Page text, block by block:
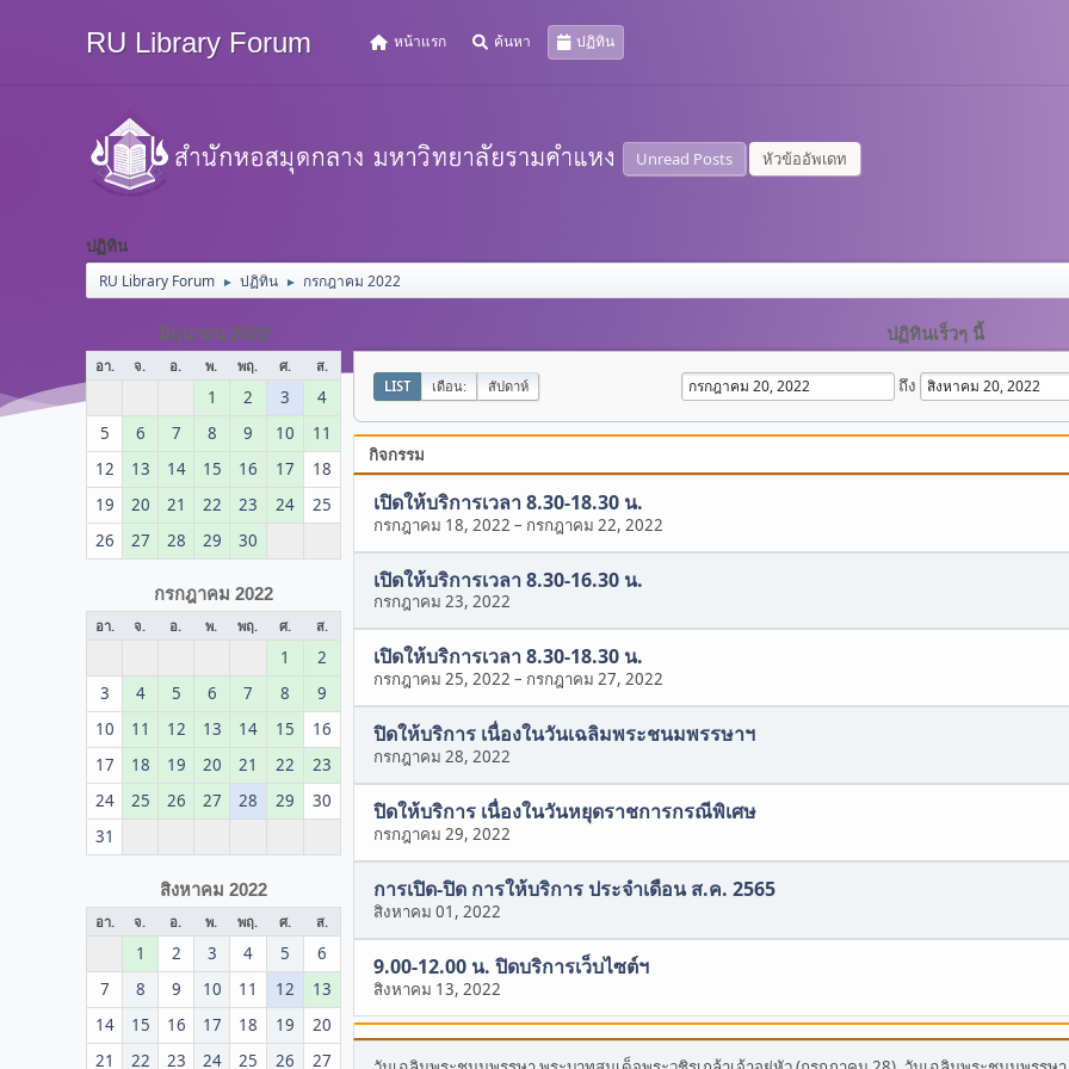
RU Library Forum หน้าแรก ค้นหา ปฏิทิน
Unread Posts หัวข้ออัพเดท
ปฏิทิน
RU Library Forum ► ปฏิทิน ► กรกฎาคม 2022
มิถุนายน 2022
อา. จ. อ. พ. พฤ. ศ. ส.
1 2 3
4
5
6 7 8 9 10
11
12
13 14 15 16 17
18
19
20 21 22 23 24
25
26
27 28 29 30
กรกฎาคม 2022
อา. จ. อ. พ. พฤ. ศ. ส.
1
2
3
4 5 6 7 8
9
10
11 12 13 14 15
16
17
18 19 20 21 22
23
24
25 26 27 28 29
30
31
สิงหาคม 2022
อา. จ. อ. พ. พฤ. ศ. ส.
1 2 3 4 5
6
7
8 9 10 11 12
13
14
15 16 17 18 19
20
21
22 23 24 25 26 27
ปฏิทินเร็วๆ นี้
LIST เดือน: สัปดาห์ ถึง
กิจกรรม
เปิดให้บริการเวลา 8.30-18.30 น.
กรกฎาคม 18, 2022 – กรกฎาคม 22, 2022
เปิดให้บริการเวลา 8.30-16.30 น.
กรกฎาคม 23, 2022
เปิดให้บริการเวลา 8.30-18.30 น.
กรกฎาคม 25, 2022 – กรกฎาคม 27, 2022
ปิดให้บริการ เนื่องในวันเฉลิมพระชนมพรรษาฯ
กรกฎาคม 28, 2022
ปิดให้บริการ เนื่องในวันหยุดราชการกรณีพิเศษ
กรกฎาคม 29, 2022
การเปิด-ปิด การให้บริการ ประจำเดือน ส.ค. 2565
สิงหาคม 01, 2022
9.00-12.00 น. ปิดบริการเว็บไซต์ฯ
สิงหาคม 13, 2022